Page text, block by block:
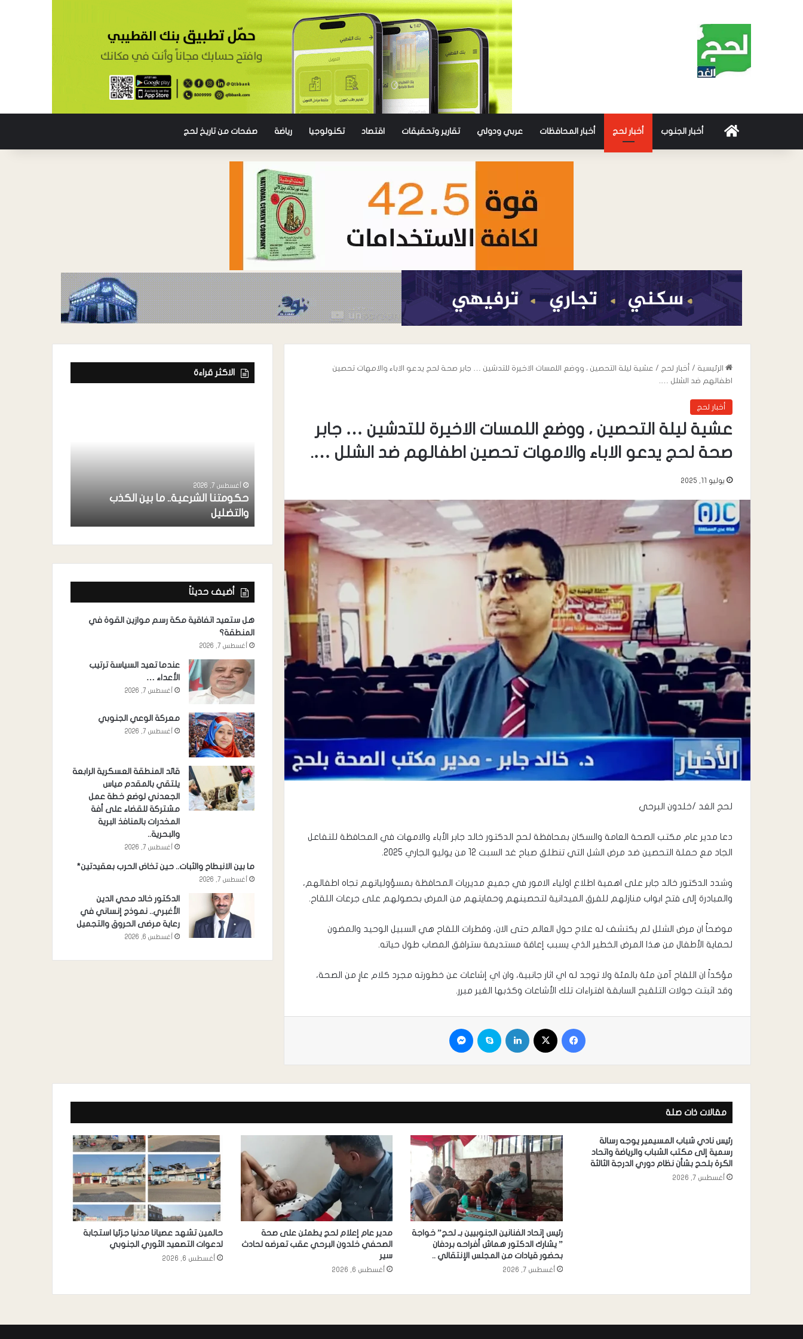
أخبار الجنوب أخبار لحج أخبار المحافظات عربي ودولي تقارير وتحقيقات اقتصاد تكنولوجيا رياضة صفحات من تاريخ لحج
الرئيسية / أخبار لحج / عشية ليلة التحصين ، ووضع اللمسات الاخيرة للتدشين … جابر صحة لحج يدعو الاباء والامهات تحصين
اطفالهم ضد الشلل ….
أخبار لحج
عشية ليلة التحصين ، ووضع اللمسات الاخيرة للتدشين … جابر
صحة لحج يدعو الاباء والامهات تحصين اطفالهم ضد الشلل ….
يوليو 11, 2025
لحج الغد /خلدون البرحي
دعا مدير عام مكتب الصحة العامة والسكان بمحافظة لحج الدكتور خالد جابر الأباء والامهات في المحافظة للتفاعل
الجاد مع حملة التحصين ضد مرض الشل التي تنطلق صباح غد السبت 12 من يوليو الجاري 2025.
وشدد الدكتور خالد جابر على اهمية اطلاع اولياء الامور في جميع مديريات المحافظة بمسؤولياتهم تجاه اطفالهم،
والمبادرة إلى فتح ابواب منازلهم للفرق الميدانية لتحصينهم وحمايتهم من المرض بحصولهم على جرعات اللقاح.
موضحاً ان مرض الشلل لم يكتشف له علاج حول العالم حتى الان، وقطرات اللقاح هي السبيل الوحيد والمضون
لحماية الأطفال من هذا المرض الخطير الذي يسبب إعاقة مستديمة سترافق المصاب طول حياته.
مؤكداً ان اللقاح آمن مئة بالمئة ولا توجد له اي اثار جانبية، وان اي إشاعات عن خطورته مجرد كلام عارٍ من الصحة،
وقد اثبتت جولات التلقيح السابقة افتراءات تلك الأشاعات وكذبها الغير مبرر.
الاكثر قراءة
أغسطس 7, 2026
عندما تعيد السياسة ترتيب الأعداء …
أغسطس 7, 2026
واتحاد الكرة بلحج بشأن نظام دوري
أغسطس 7, 2026
حكومتنا الشرعية.. ما بين الكذب
والتضليل
أضيف حديثاً
هل ستعيد اتفاقية مكة رسم موازين القوة في
المنطقة؟
أغسطس 7, 2026
عندما تعيد السياسة ترتيب
الأعداء …
أغسطس 7, 2026
معركة الوعي الجنوبي
أغسطس 7, 2026
قائد المنطقة العسكرية الرابعة
يلتقي بالمقدم مياس
الجعدني لوضع خطة عمل
مشتركة للقضاء على أفة
المخدرات بالمنافذ البرية
والبحرية..
أغسطس 7, 2026
ما بين الانبطاح والثبات.. حين تخاض الحرب بعقيدتين*
أغسطس 7, 2026
الدكتور خالد محي الدين
الأغبري.. نموذج إنساني في
رعاية مرضى الحروق والتجميل
أغسطس 6, 2026
مقالات ذات صلة
رئيس نادي شباب المسيمير يوجه رسالة
رسمية إلى مكتب الشباب والرياضة واتحاد
الكرة بلحج بشأن نظام دوري الدرجة الثالثة
أغسطس 7, 2026
رئيس إتحاد الفنانين الجنوبيين بـ لحج” خواجة
” يشارك الدكتور هماش أفراحه بردفان
بحضور قيادات من المجلس الإنتقالي ..
أغسطس 7, 2026
مدير عام إعلام لحج يطمئن على صحة
الصحفي خلدون البرحي عقب تعرضه لحادث
سير
أغسطس 6, 2026
حالمين تشهد عصيانا مدنيا جزئيا استجابة
لدعوات التصعيد الثوري الجنوبي
أغسطس 6, 2026